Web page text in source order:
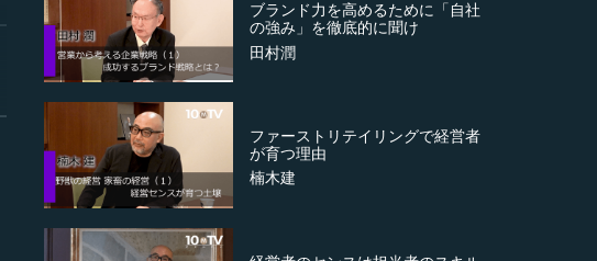
ブランド力を高めるために「自社
の強み」を徹底的に聞け
田村潤
ファーストリテイリングで経営者
が育つ理由
楠木建